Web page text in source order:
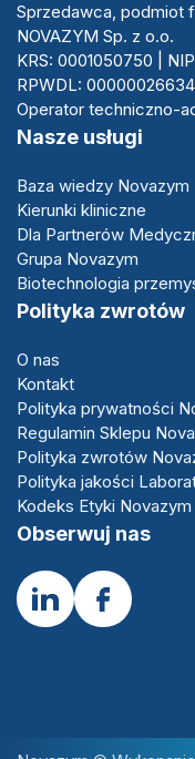
Sprzedawca, podmiot
NOVAZYM Sp. z o.o.
KRS: 0001050750 |
RPWDL:
Operator techniczno-
Nasze usługi
Baza wiedzy Novazym
Kierunki kliniczne
Dla Partnerów
Grupa Novazym
Biotechnologia
Polityka zwrotów
O nas
Kontakt
Polityka prywatności
Regulamin Sklepu
Polityka zwrotów
Polityka jakości
Kodeks Etyki Novazym
Obserwuj nas